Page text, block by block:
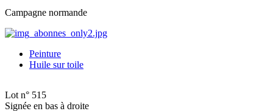
Campagne normande
Peinture
Huile sur toile
Lot n° 515
Signée en bas à droite